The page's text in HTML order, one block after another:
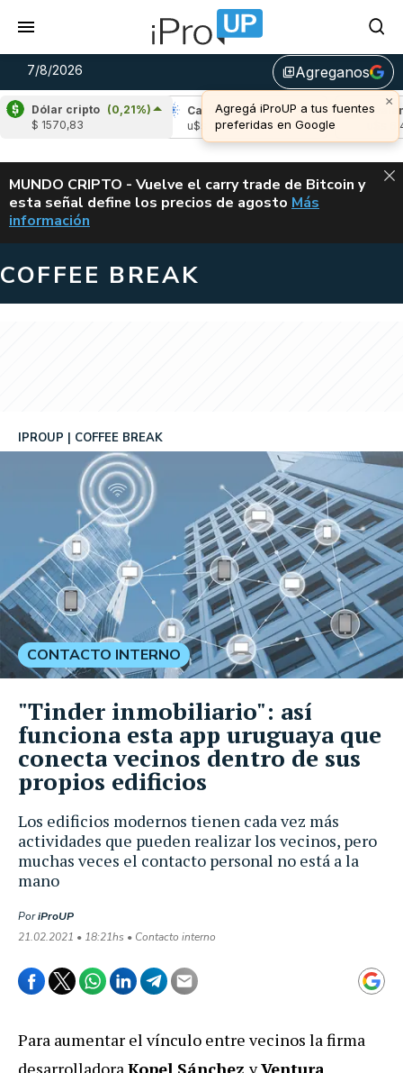
7/8/2026 library_addAgreganos
×
Agregá iProUP a tus fuentes
preferidas en Google
Dólar cripto (0,21%)
$ 1570,83
(-1,57%)
Cardano
(4,80%)
u$s 0,20
Avalanche
ALERTA
MUNDO CRIPTO - Vuelve el carry trade de Bitcoin y
esta señal define los precios de agosto VUELVE EL
Más
información
COFFEE BREAK
Los edificios modernos tienen cada vez más
actividades que pueden realizar los vecinos, pero
muchas veces el contacto personal no está a la
mano
IPROUP COFFEE BREAK
PoriProUP
21.02.2021 • 18:21hs • Contacto interno
CONTACTO INTERNO
"Tinder inmobiliario": así
funciona esta app uruguaya que
conecta vecinos dentro de sus
propios edificios
Para aumentar el vínculo entre vecinos la firma
desarrolladoraKopel SánchezyVentura